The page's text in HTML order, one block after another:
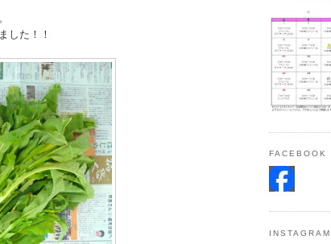
した！！
FACEBOOK
INSTAGRAM